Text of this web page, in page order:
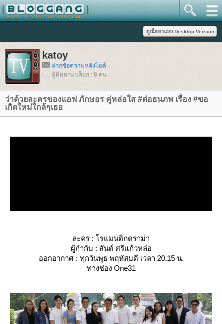
katoy
ฝากข้อความหลังไมค์
ผู้ติดตามบล็อก : 8 คน
ว่าด้วยละครของแอฟ ภักษอร คู่หล่อใส #ต่อธนภพ เรื่อง #ขอ
เกิดใหม่ใกล้ๆเธอ
ละคร : โรแมนติกดราม่า
ผู้กำกับ : สันต์ ศรีแก้วหล่อ
ออกอากาศ : ทุกวันพุธ พฤหัสบดี เวลา 20.15 น.
ทางช่อง One31